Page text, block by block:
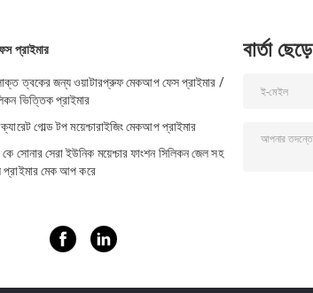
প্রাইমার
ত্বকের জন্য ওয়াটারপ্রুফ মেকআপ ফেস প্রাইমার /
ভিত্তিক প্রাইমার
গোল্ড টপ ময়েশ্চারাইজিং মেকআপ প্রাইমার
সোনার সেরা ইউনিক ময়েশ্চার ফাংশন সিলিকন জেল সহ
প্রাইমার মেক আপ করে
বার্তা ছেড়ে